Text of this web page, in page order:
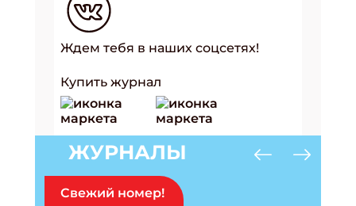
Ждем тебя в наших соцсетях!
Купить журнал
ЖУРНАЛЫ
Свежий номер!